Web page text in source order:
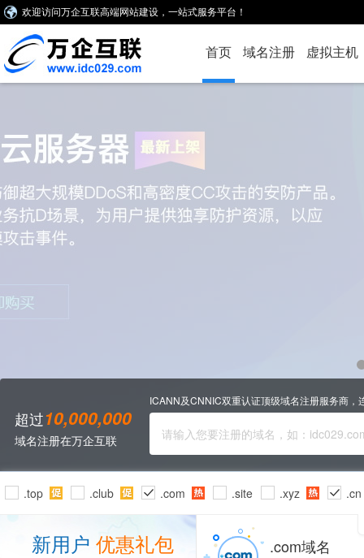
欢迎访问万企互联高端网站建设，一站式服务平台！
首页 域名注册 虚拟主机
超过10,000,000
域名注册在万企互联
ICANN及CNNIC双重认证顶级域名注册服务商
.top .club .com .site .xyz
.cn
.mobi .com.cn
.com域名
新用户 优惠礼包